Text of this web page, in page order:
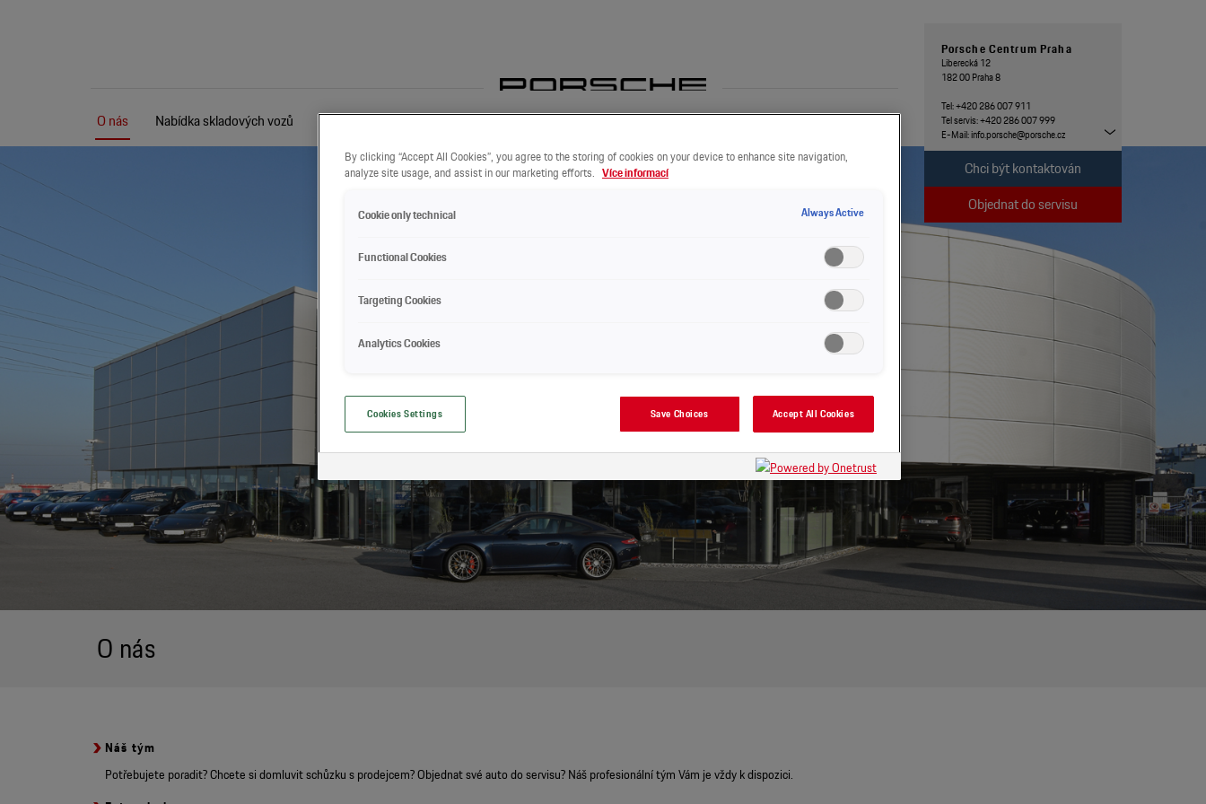
Porsche Centrum Praha
Liberecká 12
182 00 Praha 8
Tel: +420 286 007 911
Tel servis: +420 286 007 999
E-Mail:info.porsche@porsche.cz
Chci být kontaktován
Objednat do servisu
O nás Nabídka skladových vozů Ojeté vozy Porsche Servis Lifestyle a Tequipment Eventy a novinky
Chci být kontaktován Kontakt
O nás
Náš tým
Potřebujete poradit? Chcete si domluvit schůzku s prodejcem? Objednat své auto do servisu? Náš profesionální tým Vám je vždy k dispozici.
By clicking “Accept All Cookies”, you agree to the storing of cookies on your device to enhance site navigation,
analyze site usage, and assist in our marketing efforts. Více informací
Cookie only technical Always Active
Functional Cookies
Targeting Cookies
Analytics Cookies
Cookies Settings Save Choices Accept All Cookies